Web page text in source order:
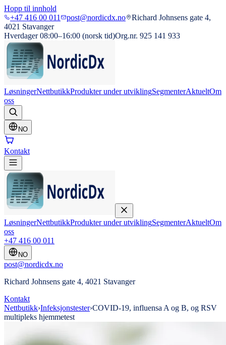
Hopp til innhold
+47 416 00 011
post@nordicdx.no
Richard Johnsens gate 4,
4021 Stavanger
Hverdager 08:00–16:00 (norsk tid)Org.nr. 925 141 933
LøsningerNettbutikkProdukter under utviklingSegmenterAktueltOm
oss
NO
Kontakt
LøsningerNettbutikkProdukter under utviklingSegmenterAktueltOm
oss
+47 416 00 011
NO
post@nordicdx.no
Richard Johnsens gate 4, 4021 Stavanger
Kontakt
Nettbutikk›Infeksjonstester›COVID-19, influensa A og B, og RSV
multipleks hjemmetest